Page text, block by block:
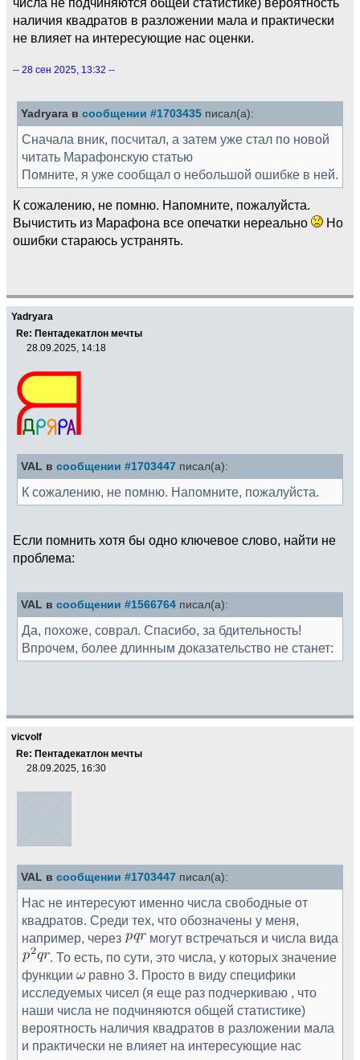
наличия квадратов в разложении мала и практически
не влияет на интересующие нас оценки.
-- 28 сен 2025, 13:32 --
Yadryara в сообщении #1703435 писал(а):
Сначала вник, посчитал, а затем уже стал по новой
читать Марафонскую статью
Помните, я уже сообщал о небольшой ошибке в ней.
К сожалению, не помню. Напомните, пожалуйста.
Вычистить из Марафона все опечатки нереально
Но
ошибки стараюсь устранять.
Yadryara
Re: Пентадекатлон мечты
28.09.2025, 14:18
VAL в сообщении #1703447 писал(а):
К сожалению, не помню. Напомните, пожалуйста.
Если помнить хотя бы одно ключевое слово, найти не
проблема:
VAL в сообщении #1566764 писал(а):
Да, похоже, соврал. Спасибо, за бдительность!
Впрочем, более длинным доказательство не станет:
vicvolf
Re: Пентадекатлон мечты
28.09.2025, 16:30
VAL в сообщении #1703447 писал(а):
Нас не интересуют именно числа свободные от
квадратов. Среди тех, что обозначены у меня,
например, через
могут встречаться и числа вида
. То есть, по сути, это числа, у которых значение
функции
равно 3. Просто в виду специфики
исследуемых чисел (я еще раз подчеркиваю , что
наши числа не подчиняются общей статистике)
вероятность наличия квадратов в разложении мала
и практически не влияет на интересующие нас